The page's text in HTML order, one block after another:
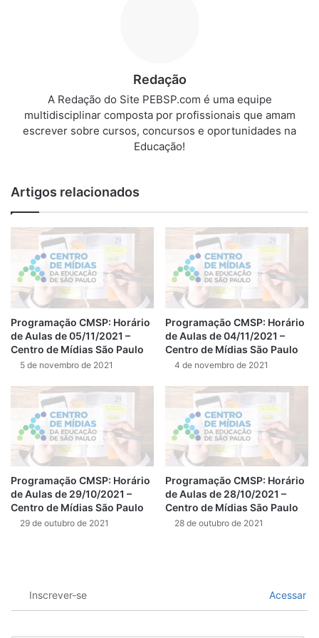
Redação
A Redação do Site PEBSP.com é uma equipe
multidisciplinar composta por profissionais que amam
escrever sobre cursos, concursos e oportunidades na
Educação!
Artigos relacionados
Programação CMSP: Horário
de Aulas de 05/11/2021 –
Centro de Mídias São Paulo
5 de novembro de 2021
Programação CMSP: Horário
de Aulas de 04/11/2021 –
Centro de Mídias São Paulo
4 de novembro de 2021
Programação CMSP: Horário
de Aulas de 29/10/2021 –
Centro de Mídias São Paulo
29 de outubro de 2021
Programação CMSP: Horário
de Aulas de 28/10/2021 –
Centro de Mídias São Paulo
28 de outubro de 2021
Inscrever-se Acessar